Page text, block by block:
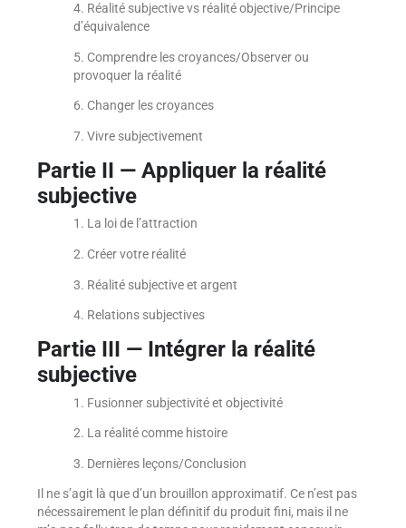
4. Réalité subjective vs réalité objective/Principe
d’équivalence
5. Comprendre les croyances/Observer ou
provoquer la réalité
6. Changer les croyances
7. Vivre subjectivement
Partie II — Appliquer la réalité
subjective
1. La loi de l’attraction
2. Créer votre réalité
3. Réalité subjective et argent
4. Relations subjectives
Partie III —Intégrer la réalité
subjective
1. Fusionner subjectivité et objectivité
2. La réalité comme histoire
3. Dernières leçons/Conclusion
Il ne s’agit là que d’un brouillon approximatif. Ce n’est pas
nécessairement le plan définitif du produit fini, mais il ne